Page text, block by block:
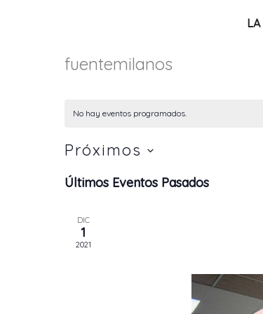
LA
fuentemilanos
No hay eventos programados.
Próximos
Selecciona
la
Últimos Eventos Pasados
DIC
1
2021